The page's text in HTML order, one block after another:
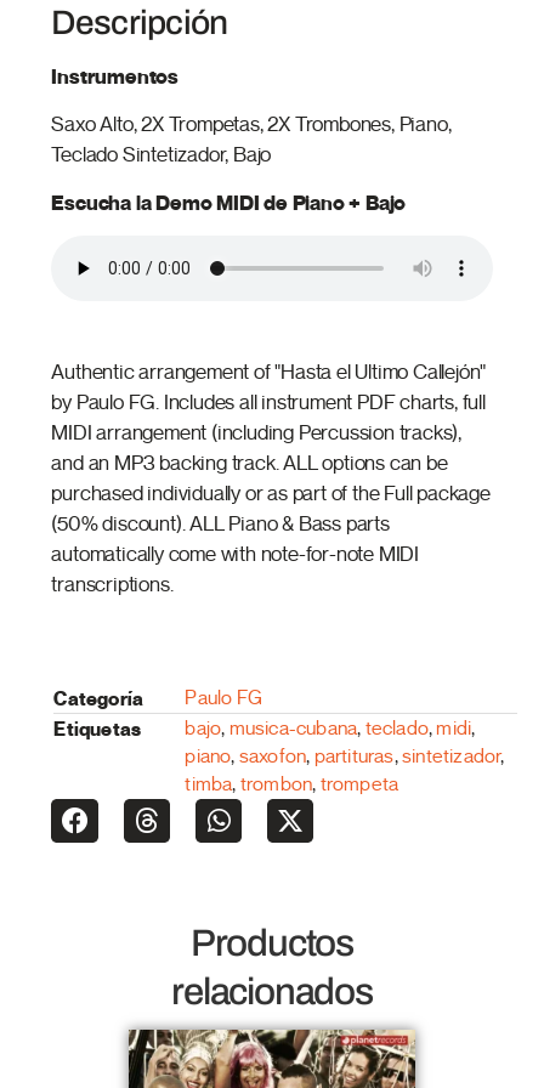
Descripción
Instrumentos
Saxo Alto, 2X Trompetas, 2X Trombones, Piano,
Teclado Sintetizador, Bajo
Escucha la Demo MIDI de Piano + Bajo
Authentic arrangement of "Hasta el Ultimo Callejón"
by Paulo FG. Includes all instrument PDF charts, full
MIDI arrangement (including Percussion tracks),
and an MP3 backing track. ALL options can be
purchased individually or as part of the Full package
(50% discount). ALL Piano & Bass parts
automatically come with note-for-note MIDI
transcriptions.
Categoría Paulo FG
Etiquetas bajo, musica-cubana, teclado,midi,
piano, saxofon, partituras,sintetizador,
timba, trombon, trompeta
Productos
relacionados